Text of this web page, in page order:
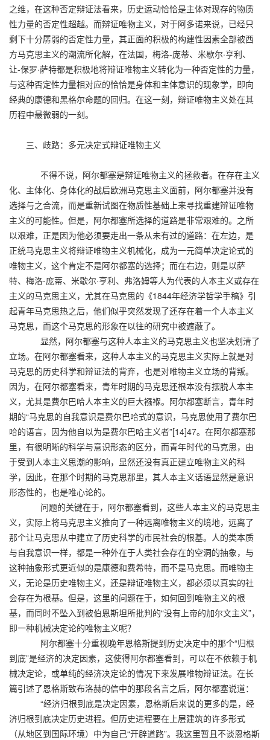
之维，在这种否定辩证法看来，历史运动恰恰是主体对现存的物质
性力量的否定性超越。而辩证唯物主义，对于阿多诺来说，已经只
剩下十分孱弱的否定性力量，其正面的积极的构建性因素全部被西
方马克思主义的潮流所化解，在法国，梅洛-庞蒂、米歇尔·亨利、
让-保罗·萨特都是积极地将辩证唯物主义转化为一种否定性的力量，
与这种否定性力量相对应的恰恰是身体和主体意识的现象学，即向
经典的康德和黑格尔命题的回归。在这一刻，辩证唯物主义处在其
历程中最微弱的一刻。
三、歧路：多元决定式辩证唯物主义
不得不说，阿尔都塞是辩证唯物主义的拯救者。在存在主义
化、主体化、身体化的战后欧洲马克思主义面前，阿尔都塞并没有
选择与之合流，而是重新试图在物质性基础上来寻找重建辩证唯物
主义的可能性。但是，阿尔都塞所选择的道路是非常艰难的。之所
以艰难，正是因为他必须要走出一条从未有过的道路：在左边，是
正统马克思主义将辩证唯物主义机械化，成为一元简单决定论式的
唯物主义，这个肯定不是阿尔都塞的选择；而在右边，则是以萨
特、梅洛-庞蒂、米歇尔·亨利、弗洛姆等人为代表的人本主义或存在
主义的马克思主义，尤其在马克思的《1844年经济学哲学手稿》引
起青年马克思热之后，他们似乎突然发现了还存在着一个人本主义
马克思，而这个马克思的形象在以往的研究中被遮蔽了。
显然，阿尔都塞与这种人本主义的马克思主义也坚决划清了
立场。在阿尔都塞看来，这种人本主义的马克思主义实际上就是对
马克思的历史科学和辩证法的背弃，也是对唯物主义立场的背叛。
因为，在阿尔都塞看来，青年时期的马克思还根本没有摆脱人本主
义，尤其是费尔巴哈人本主义的巨大襁褓。阿尔都塞断言，青年时
期的“马克思的自我意识是费尔巴哈式的意识，马克思使用了费尔巴
哈的语言，因为他自以为是费尔巴哈主义者”[14]47。在阿尔都塞那
里，有很明晰的科学与意识形态的区分，而青年时代的马克思，由
于受到人本主义思潮的影响，显然还没有真正建立唯物主义的科
学，因此，在那个时期的马克思那里，其人本主义话语显然是意识
形态性的，也是唯心论的。
问题的关键在于，阿尔都塞看到，这些人本主义的马克思主
义，实际上将马克思主义推向了一种远离唯物主义的境地，远离了
那个让马克思从中建立了历史科学的市民社会的根基。人的类本质
与自我意识一样，都是一种外在于人类社会存在的空洞的抽象，与
这种抽象形式更近似的是康德和费希特，而不是马克思。而唯物主
义，无论是历史唯物主义，还是辩证唯物主义，都必须以真实的社
会存在为根基。但是，这里的问题在于，如何回到唯物主义的根
基，而同时不坠入到被伯恩斯坦所批判的“没有上帝的加尔文主义”，
即一种机械决定论的唯物主义呢？
阿尔都塞十分重视晚年恩格斯提到历史决定中的那个“归根
到底”是经济的决定因素，这使得阿尔都塞看到，可以在不依赖于机
械决定论，或单纯的经济决定论的情况下来发展唯物辩证法。在长
篇引述了恩格斯致布洛赫的信中的那段名言之后，阿尔都塞说道：
“经济归根到底是决定因素，恩格斯后来说的更多的是，经
济归根到底决定历史进程。但历史进程要在上层建筑的许多形式
（从地区到国际环境）中为自己“开辟道路”。我这里暂且不谈恩格斯